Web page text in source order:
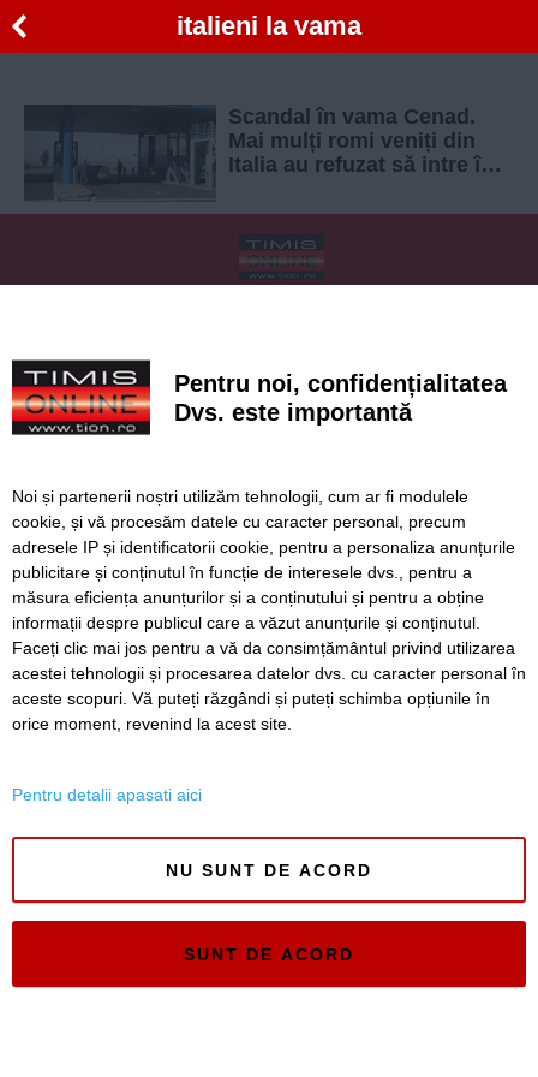
italieni la vama
Scandal în vama Cenad.
Mai mulți romi veniți din
Italia au refuzat să intre în
Politica de confidentialitate
Regulament postare și moderare comentarii
Timiș Online
ISSN 3008-2323
ISSN-L 3008-2323
Pentru noi, confidențialitatea
Dvs. este importantă
Noi și partenerii noștri utilizăm tehnologii, cum ar fi modulele
cookie, și vă procesăm datele cu caracter personal, precum
adresele IP și identificatorii cookie, pentru a personaliza anunțurile
publicitare și conținutul în funcție de interesele dvs., pentru a
măsura eficiența anunțurilor și a conținutului și pentru a obține
informații despre publicul care a văzut anunțurile și conținutul.
Faceți clic mai jos pentru a vă da consimțământul privind utilizarea
acestei tehnologii și procesarea datelor dvs. cu caracter personal în
aceste scopuri. Vă puteți răzgândi și puteți schimba opțiunile în
orice moment, revenind la acest site.
Pentru detalii apasati aici
NU SUNT DE ACORD
SUNT DE ACORD